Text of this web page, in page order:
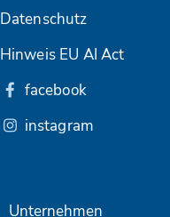
Unternehmen
Datenschutz
Hinweis EU AI Act
facebook
instagram